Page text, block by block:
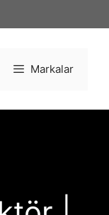
Markalar